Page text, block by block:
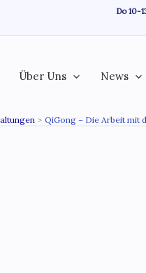
Do 10-
Über Uns News
QiGong – Die Arbeit mit